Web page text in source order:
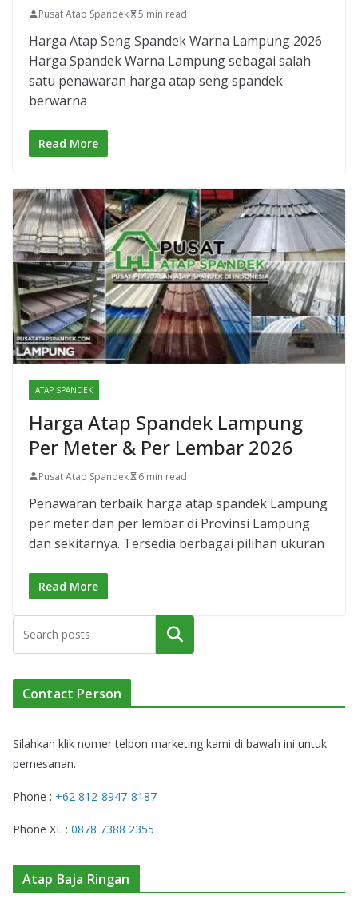
Pusat Atap Spandek 5 min read
Harga Atap Seng Spandek Warna Lampung 2026
Harga Spandek Warna Lampung sebagai salah
satu penawaran harga atap seng spandek
berwarna
Read More
ATAP SPANDEK
Harga Atap Spandek Lampung
Per Meter & Per Lembar 2026
Pusat Atap Spandek 6 min read
Penawaran terbaik harga atap spandek Lampung
per meter dan per lembar di Provinsi Lampung
dan sekitarnya. Tersedia berbagai pilihan ukuran
Read More
Cari
Contact Person
Silahkan klik nomer telpon marketing kami di bawah ini untuk
pemesanan.
Phone : +62 812-8947-8187
Phone XL : 0878 7388 2355
Atap Baja Ringan